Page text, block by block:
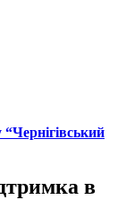
в